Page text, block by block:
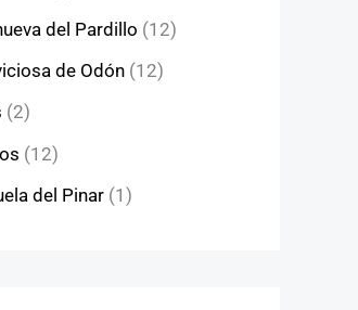
del Pardillo (12)
de Odón (12)
(2)
(12)
del Pinar (1)